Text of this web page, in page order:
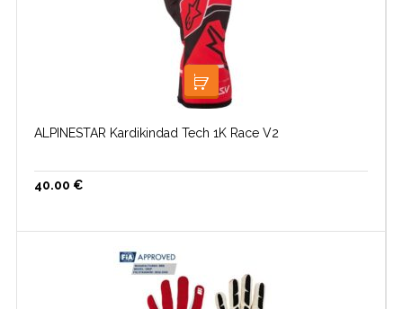
VALI
ALPINESTAR Kardikindad Tech 1K Race V2
40.00 €